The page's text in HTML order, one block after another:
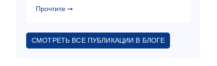
Прочтите ➞
СМОТРЕТЬ ВСЕ ПУБЛИКАЦИИ В БЛОГЕ